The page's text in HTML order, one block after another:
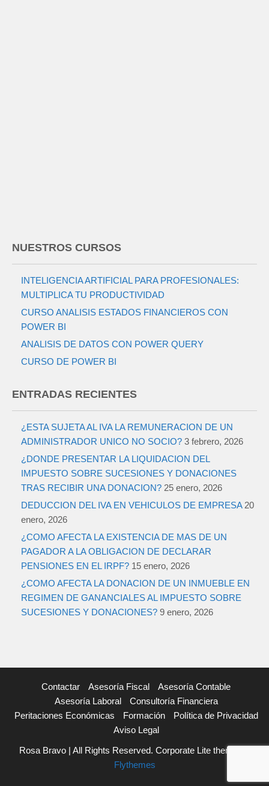
NUESTROS CURSOS
INTELIGENCIA ARTIFICIAL PARA PROFESIONALES:
MULTIPLICA TU PRODUCTIVIDAD
CURSO ANALISIS ESTADOS FINANCIEROS CON
POWER BI
ANALISIS DE DATOS CON POWER QUERY
CURSO DE POWER BI
ENTRADAS RECIENTES
¿ESTA SUJETA AL IVA LA REMUNERACION DE UN
ADMINISTRADOR UNICO NO SOCIO? 3 febrero, 2026
¿DONDE PRESENTAR LA LIQUIDACION DEL
IMPUESTO SOBRE SUCESIONES Y DONACIONES
TRAS RECIBIR UNA DONACION? 25 enero, 2026
DEDUCCION DEL IVA EN VEHICULOS DE EMPRESA 20
enero, 2026
¿COMO AFECTA LA EXISTENCIA DE MAS DE UN
PAGADOR A LA OBLIGACION DE DECLARAR
PENSIONES EN EL IRPF? 15 enero, 2026
¿COMO AFECTA LA DONACION DE UN INMUEBLE EN
REGIMEN DE GANANCIALES AL IMPUESTO SOBRE
SUCESIONES Y DONACIONES? 9 enero, 2026
Contactar Asesoría Fiscal
Asesoría Contable
Asesoría Laboral
Consultoría Financiera
Peritaciones Económicas
Formación
Política de Privacidad
Aviso Legal
Rosa Bravo | All Rights Reserved. Corporate Lite theme by
Flythemes